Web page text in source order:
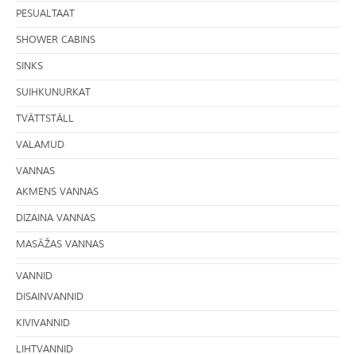
PESUALTAAT
SHOWER CABINS
SINKS
SUIHKUNURKAT
TVÄTTSTÄLL
VALAMUD
VANNAS
AKMENS VANNAS
DIZAINA VANNAS
MASĀŽAS VANNAS
VANNID
DISAINVANNID
KIVIVANNID
LIHTVANNID